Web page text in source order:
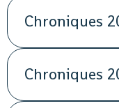
Chroniques
Chroniques